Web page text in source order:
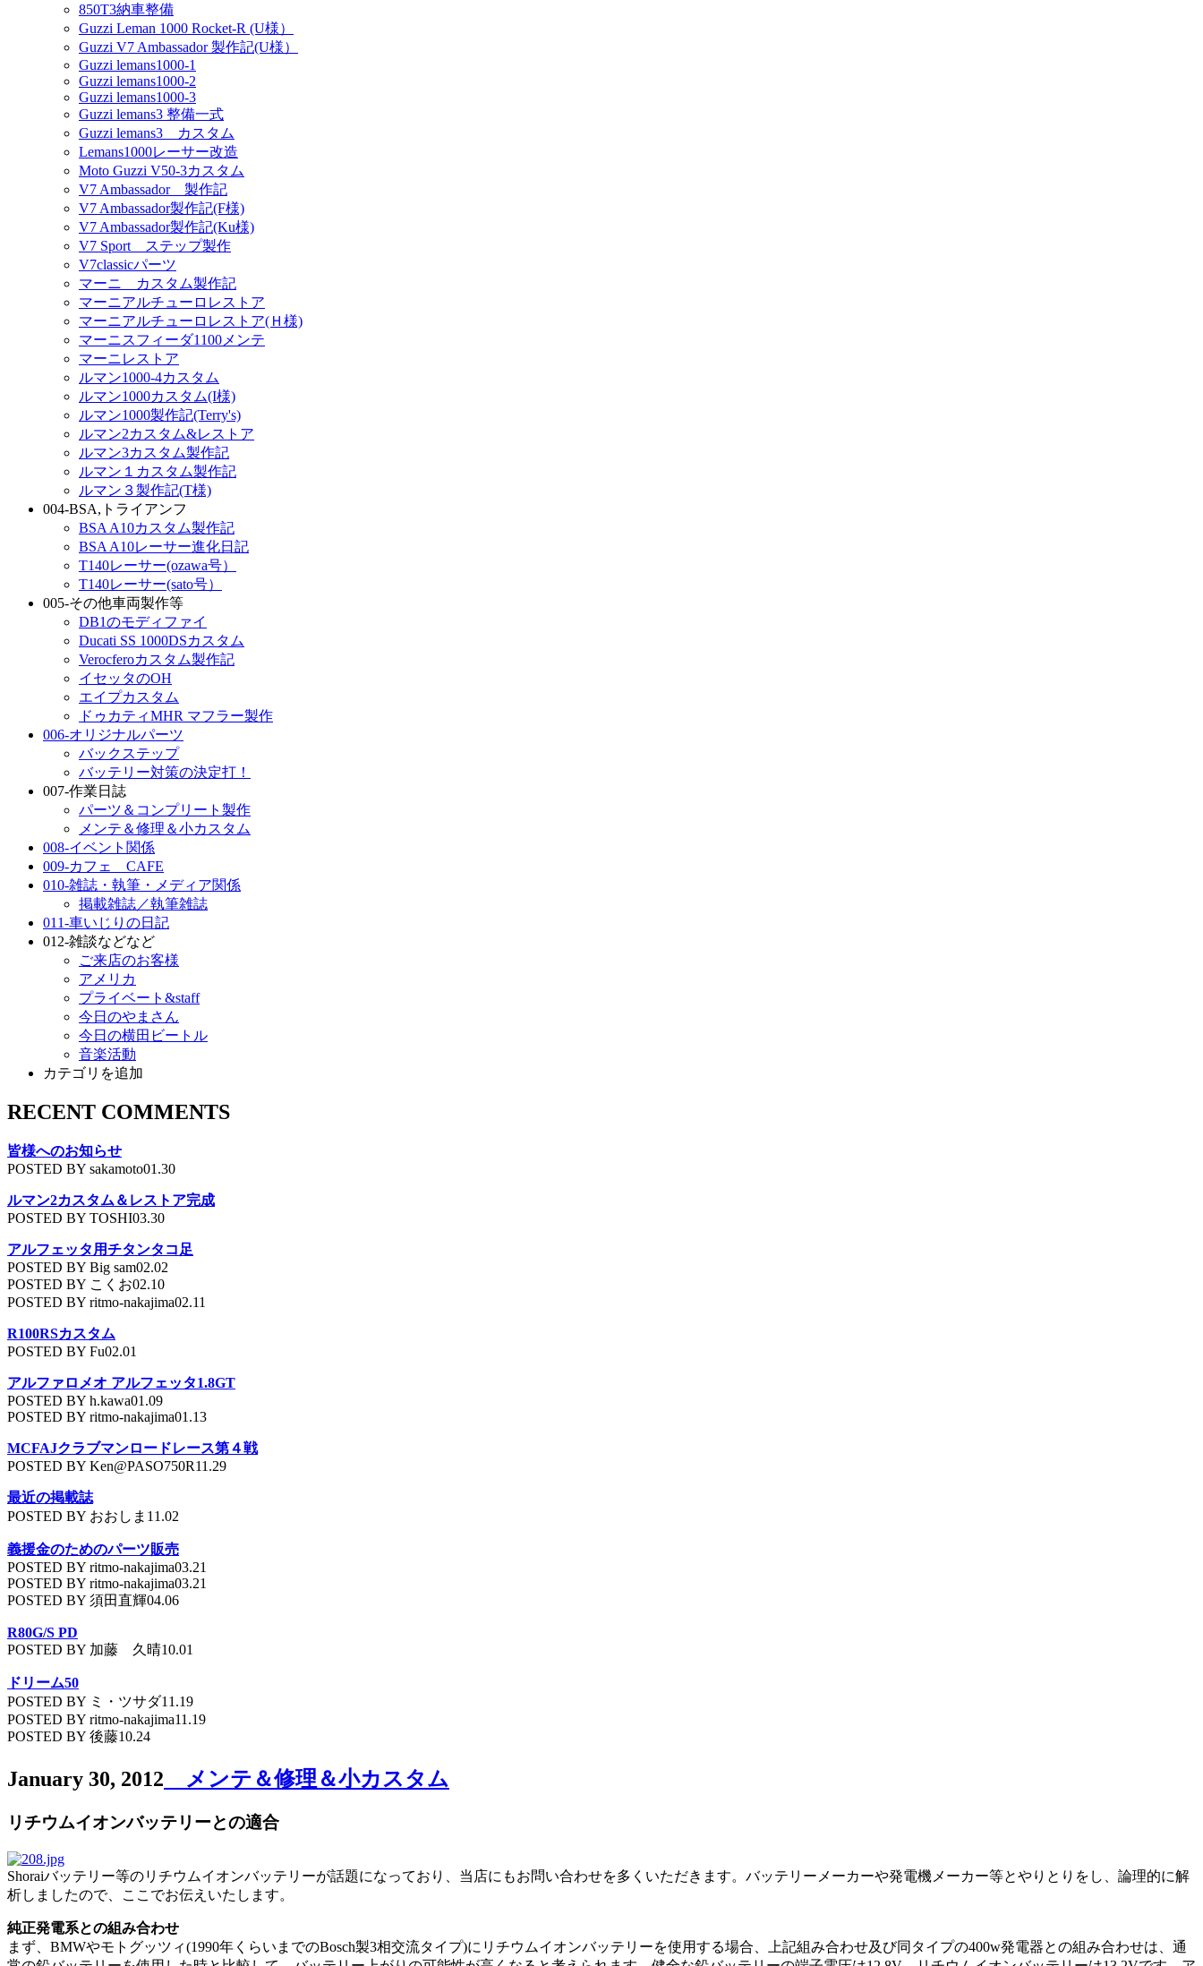
850T3納車整備
Guzzi Leman 1000 Rocket-R (U様）
Guzzi V7 Ambassador 製作記(U様）
Guzzi lemans1000-1
Guzzi lemans1000-2
Guzzi lemans1000-3
Guzzi lemans3 整備一式
Guzzi lemans3 カスタム
Lemans1000レーサー改造
Moto Guzzi V50-3カスタム
V7 Ambassador 製作記
V7 Ambassador製作記(F様)
V7 Ambassador製作記(Ku様)
V7 Sport ステップ製作
V7classicパーツ
マーニ カスタム製作記
マーニアルチューロレストア
マーニアルチューロレストア(Ｈ様)
マーニスフィーダ1100メンテ
マーニレストア
ルマン1000-4カスタム
ルマン1000カスタム(I様)
ルマン1000製作記(Terry's)
ルマン2カスタム&レストア
ルマン3カスタム製作記
ルマン１カスタム製作記
ルマン３製作記(T様)
004-BSA,トライアンフ
BSA A10カスタム製作記
BSA A10レーサー進化日記
T140レーサー(ozawa号）
T140レーサー(sato号）
005-その他車両製作等
DB1のモディファイ
Ducati SS 1000DSカスタム
Verocferoカスタム製作記
イセッタのOH
エイプカスタム
ドゥカティMHR マフラー製作
006-オリジナルパーツ
バックステップ
バッテリー対策の決定打！
007-作業日誌
パーツ＆コンプリート製作
メンテ＆修理＆小カスタム
008-イベント関係
009-カフェ CAFE
010-雑誌・執筆・メディア関係
掲載雑誌／執筆雑誌
011-車いじりの日記
012-雑談などなど
ご来店のお客様
アメリカ
プライベート&staff
今日のやまさん
今日の横田ビートル
音楽活動
カテゴリを追加
RECENT COMMENTS
皆様へのお知らせ
POSTED BY sakamoto01.30
ルマン2カスタム＆レストア完成
POSTED BY TOSHI03.30
アルフェッタ用チタンタコ足
POSTED BY Big sam02.02
POSTED BY こくお02.10
POSTED BY ritmo-nakajima02.11
R100RSカスタム
POSTED BY Fu02.01
アルファロメオ アルフェッタ1.8GT
POSTED BY h.kawa01.09
POSTED BY ritmo-nakajima01.13
MCFAJクラブマンロードレース第４戦
POSTED BY Ken@PASO750R11.29
最近の掲載誌
POSTED BY おおしま11.02
義援金のためのパーツ販売
POSTED BY ritmo-nakajima03.21
POSTED BY ritmo-nakajima03.21
POSTED BY 須田直輝04.06
R80G/S PD
POSTED BY 加藤 久晴10.01
ドリーム50
POSTED BY ミ・ツサダ11.19
POSTED BY ritmo-nakajima11.19
POSTED BY 後藤10.24
January 30, 2012 メンテ＆修理＆小カスタム
リチウムイオンバッテリーとの適合
Shoraiバッテリー等のリチウムイオンバッテリーが話題になっており、当店にもお問い合わせを多くいただきます。バッテリーメーカーや発電機メーカー等とやりとりをし、論理的に解
析しましたので、ここでお伝えいたします。
純正発電系との組み合わせ
まず、BMWやモトグッツィ(1990年くらいまでのBosch製3相交流タイプ)にリチウムイオンバッテリーを使用する場合、上記組み合わせ及び同タイプの400w発電器との組み合わせは、通